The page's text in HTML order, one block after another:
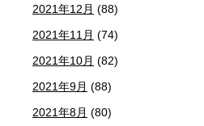
2021年12月 (88)
2021年11月 (74)
2021年10月 (82)
2021年9月 (88)
2021年8月 (80)